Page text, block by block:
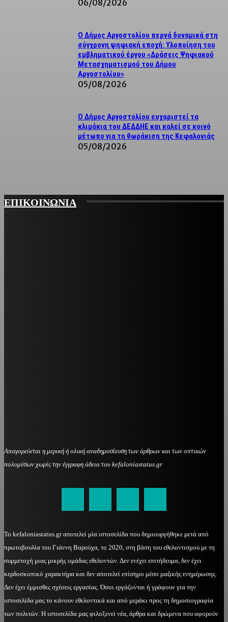
06/08/2026
Ο Δήμος Αργοστολίου περνά δυναμικά στη
σύγχρονη ψηφιακή εποχή: Υλοποίηση του
εμβληματικού έργου «Δράσεις Ψηφιακού
Μετασχηματισμού του Δήμου
Αργοστολίου»
05/08/2026
Ο Δήμος Αργοστολίου ευχαριστεί τα
κλιμάκια του ΔΕΔΔΗΕ και καλεί σε κοινό
μέτωπο για τη θωράκιση της Κεφαλονιάς
05/08/2026
ΕΠΙΚΟΙΝΩΝΙΑ
Απαγορεύεται η μερική ή ολική αναδημοσίευση των άρθρων και των οπτικών
πολυμέσων χωρίς την έγγραφη άδεια του kefaloniastatus.gr
Το kefaloniastatus.gr αποτελεί μία ιστοσελίδα που δημιουργήθηκε μετά από
πρωτοβουλία του Γιάννη Βαρούχα, το 2020, στη βάση του εθελοντισμού με τη
συμμετοχή μιας μικρής ομάδας εθελοντών. Δεν ενέχει επιτήδευμα, δεν έχει
κερδοσκοπικό χαρακτήρα και δεν αποτελεί επίσημο μέσο μαζικής ενημέρωσης.
Δεν έχει έμμισθες σχέσεις εργασίας. Όσοι εργάζονται ή γράφουν για την
ιστοσελίδα μας το κάνουν εθελοντικά και από μεράκι προς τη δημοσιογραφία
των πολιτών. Η ιστοσελίδα μας φιλοξενεί νέα, άρθρα και δρώμενα που αφορούν